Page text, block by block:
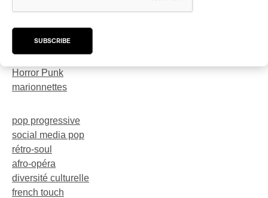
festival
trompette
dark-rave
Horror Punk
marionnettes
pop progressive
social media pop
rétro-soul
afro-opéra
diversité culturelle
french touch
SUBSCRIBE